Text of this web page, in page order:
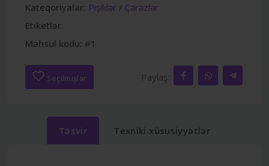
Kateqoriyalar: Pişiklər / Çərəzlər
Etiketlər:
Məhsul kodu: #1
Seçilmişlər Paylaş:
Təsvir Texniki xüsusiyyətlər